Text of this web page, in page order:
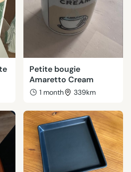
Petite bougie
Amaretto Cream
1 month 339km